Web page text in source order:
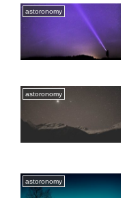
astoronomy
astoronomy
astoronomy